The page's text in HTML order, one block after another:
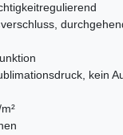
kein